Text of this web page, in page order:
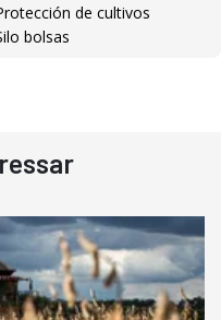
de cultivos
bolsas